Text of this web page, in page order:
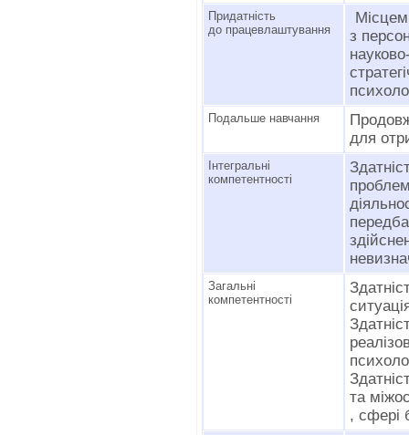
Придатність
до працевлаштування
з
Подальше навчання
для
Інтегральні
компетентності
Загальні
компетентності
та
, сфері